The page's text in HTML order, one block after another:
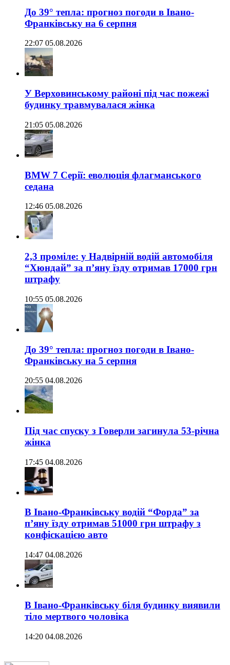
До 39° тепла: прогноз погоди в Івано-
Франківську на 6 серпня
22:07 05.08.2026
У Верховинському районі під час пожежі
будинку травмувалася жінка
21:05 05.08.2026
BMW 7 Серії: еволюція флагманського
седана
12:46 05.08.2026
2,3 проміле: у Надвірній водій автомобіля
“Хюндай” за п’яну їзду отримав 17000 грн
штрафу
10:55 05.08.2026
До 39° тепла: прогноз погоди в Івано-
Франківську на 5 серпня
20:55 04.08.2026
Під час спуску з Говерли загинула 53-річна
жінка
17:45 04.08.2026
В Івано-Франківську водій “Форда” за
п’яну їзду отримав 51000 грн штрафу з
конфіскацією авто
14:47 04.08.2026
В Івано-Франківську біля будинку виявили
тіло мертвого чоловіка
14:20 04.08.2026